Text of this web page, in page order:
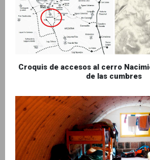
Croquis de accesos al cerro
de las cumbres